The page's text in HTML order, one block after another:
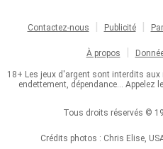
Contactez-nous Publicité
À propos
18+ Les jeux d'argent sont interdits
endettement, dépendance... Appelez
Tous droits réservés ©
Crédits photos : Chris Elise,